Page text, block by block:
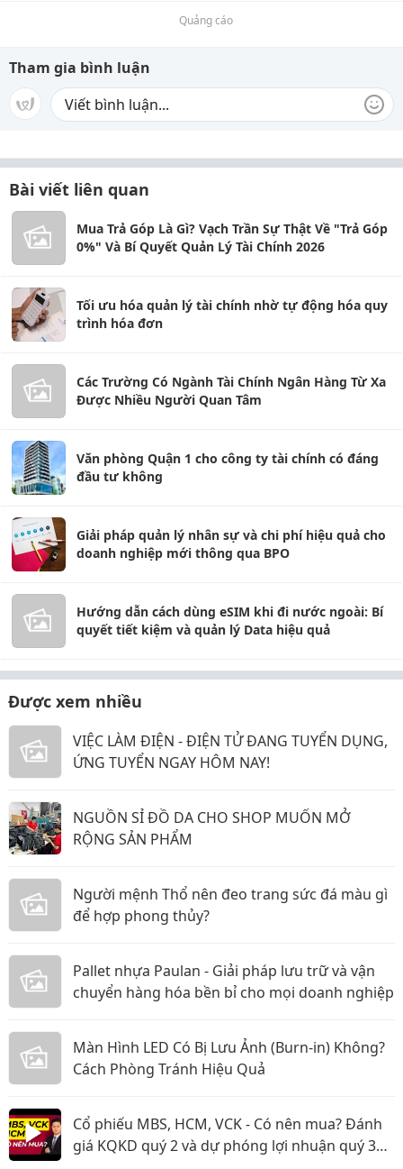
Quảng cáo
Tham gia bình luận
Bài viết liên quan
Mua Trả Góp Là Gì? Vạch Trần Sự Thật Về "Trả Góp
0%" Và Bí Quyết Quản Lý Tài Chính 2026
Tối ưu hóa quản lý tài chính nhờ tự động hóa quy
trình hóa đơn
Các Trường Có Ngành Tài Chính Ngân Hàng Từ Xa
Được Nhiều Người Quan Tâm
Văn phòng Quận 1 cho công ty tài chính có đáng
đầu tư không
Giải pháp quản lý nhân sự và chi phí hiệu quả cho
doanh nghiệp mới thông qua BPO
Hướng dẫn cách dùng eSIM khi đi nước ngoài: Bí
quyết tiết kiệm và quản lý Data hiệu quả
Được xem nhiều
VIỆC LÀM ĐIỆN - ĐIỆN TỬ ĐANG TUYỂN DỤNG,
ỨNG TUYỂN NGAY HÔM NAY!
NGUỒN SỈ ĐỒ DA CHO SHOP MUỐN MỞ
RỘNG SẢN PHẨM
Người mệnh Thổ nên đeo trang sức đá màu gì
để hợp phong thủy?
Pallet nhựa Paulan - Giải pháp lưu trữ và vận
chuyển hàng hóa bền bỉ cho mọi doanh nghiệp
Màn Hình LED Có Bị Lưu Ảnh (Burn-in) Không?
Cách Phòng Tránh Hiệu Quả
Cổ phiếu MBS, HCM, VCK - Có nên mua? Đánh
giá KQKD quý 2 và dự phóng lợi nhuận quý 3